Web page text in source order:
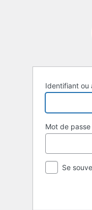
Identifiant ou
Mot de passe
Se